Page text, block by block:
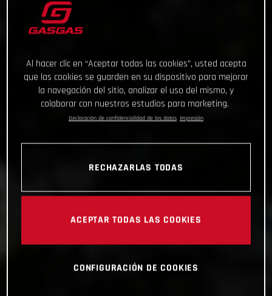
Al hacer clic en “Aceptar todas las cookies”, usted acepta
que las cookies se guarden en su dispositivo para mejorar
la navegación del sitio, analizar el uso del mismo, y
colaborar con nuestros estudios para marketing.
Declaración de confidencialidad de los datos Impresión
RECHAZARLAS TODAS
ACEPTAR TODAS LAS COOKIES
CONFIGURACIÓN DE COOKIES